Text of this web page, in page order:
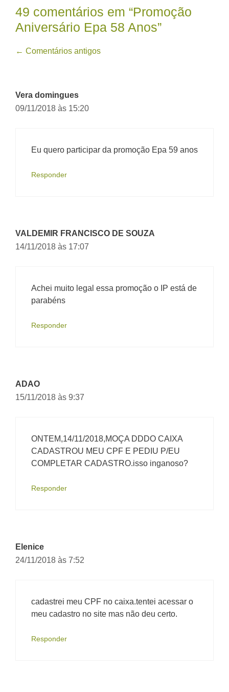
49 comentários em “Promoção
Aniversário Epa 58 Anos”
Navegação
← Comentários antigos
Vera domingues
09/11/2018 às 15:20
Eu quero participar da promoção Epa 59 anos
Responder
VALDEMIR FRANCISCO DE SOUZA
14/11/2018 às 17:07
Achei muito legal essa promoção o IP está de
parabéns
Responder
ADAO
15/11/2018 às 9:37
ONTEM,14/11/2018,MOÇA DDDO CAIXA
CADASTROU MEU CPF E PEDIU P/EU
COMPLETAR CADASTRO.isso inganoso?
Responder
Elenice
24/11/2018 às 7:52
cadastrei meu CPF no caixa.tentei acessar o
meu cadastro no site mas não deu certo.
Responder